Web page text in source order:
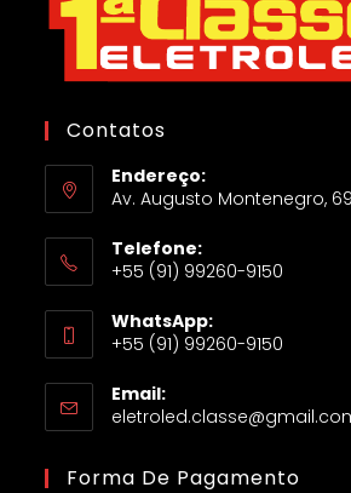
Contatos
Endereço:
Av. Augusto Montenegro,
Telefone:
+55 (91) 99260-9150
WhatsApp:
+55 (91) 99260-9150
Email:
Forma De Pagamento